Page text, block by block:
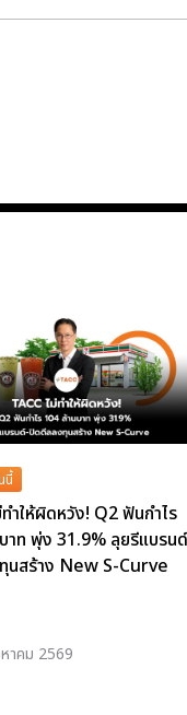
นี้
ำให้ผิดหวัง! Q2 ฟันกำไร
าท พุ่ง 31.9% ลุยรีแบรน
นสร้าง New S-Curve
าคม 2569